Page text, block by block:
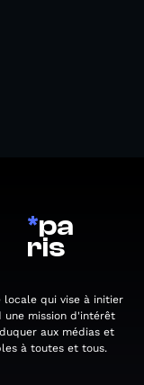
*pa
ris
locale qui vise à initier
une mission d'intérêt
aux médias et
à toutes et tous.